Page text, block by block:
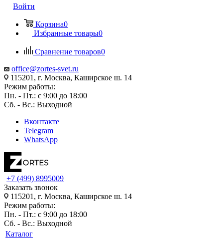
Войти
Корзина0
Избранные товары0
Сравнение товаров0
office@zortes-svet.ru
115201, г. Москва, Каширское ш. 14
Режим работы:
Пн. - Пт.: с 9:00 до 18:00
Сб. - Вс.: Выходной
Вконтакте
Telegram
WhatsApp
+7 (499) 8995009
Заказать звонок
115201, г. Москва, Каширское ш. 14
Режим работы:
Пн. - Пт.: с 9:00 до 18:00
Сб. - Вс.: Выходной
Каталог